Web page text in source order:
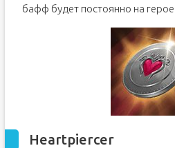
бафф будет постоянно на
Heartpiercer